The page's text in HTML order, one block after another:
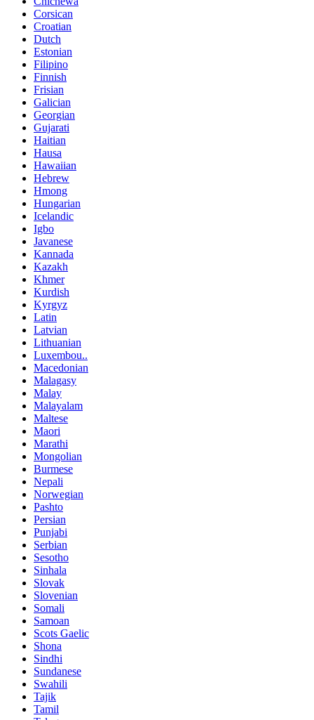
Corsican
Croatian
Dutch
Estonian
Filipino
Finnish
Frisian
Galician
Georgian
Gujarati
Haitian
Hausa
Hawaiian
Hebrew
Hmong
Hungarian
Icelandic
Igbo
Javanese
Kannada
Kazakh
Khmer
Kurdish
Kyrgyz
Latin
Latvian
Lithuanian
Luxembou..
Macedonian
Malagasy
Malay
Malayalam
Maltese
Maori
Marathi
Mongolian
Burmese
Nepali
Norwegian
Pashto
Persian
Punjabi
Serbian
Sesotho
Sinhala
Slovak
Slovenian
Somali
Samoan
Scots Gaelic
Shona
Sindhi
Sundanese
Swahili
Tajik
Tamil